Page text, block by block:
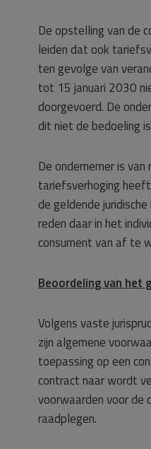
De opstelling van de
leiden dat ook
ten gevolge van
tot 15 januari 2030
doorgevoerd. De
dit niet de bedoeling
De ondernemer is
tariefsverhoging
de geldende
reden daar in het
consument van af te
Beoordeling van het
Volgens vaste
zijn algemene
toepassing op een
contract naar wordt
voorwaarden voor de
raadplegen.